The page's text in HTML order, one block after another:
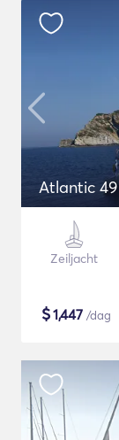
Atlantic
Zeiljacht
$1,447 /dag